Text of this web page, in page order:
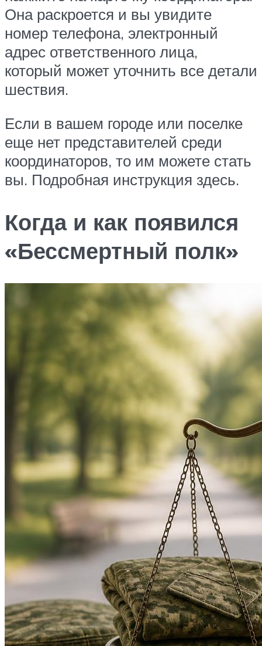
Она раскроется и вы увидите
номер телефона, электронный
адрес ответственного лица,
который может уточнить все детали
шествия.
Если в вашем городе или поселке
еще нет представителей среди
координаторов, то им можете стать
вы. Подробная инструкция здесь.
Когда и как появился
«Бессмертный полк»